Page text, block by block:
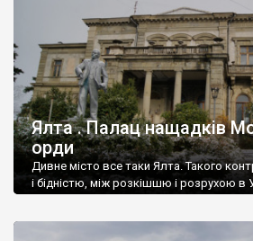
Ялта . Палац нащадків
орди
Дивне місто все таки Ялта. Такого
і бідністю, між розкішшю і розрухою в